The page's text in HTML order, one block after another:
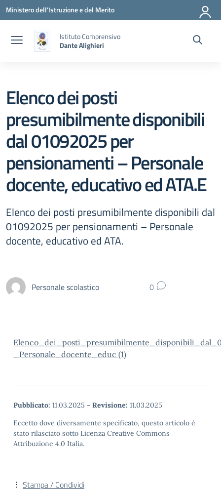
Vai ai contenuti
Vai al menu di navigazione
Vai al footer
Ministero dell'Istruzione e del Merito
Istituto Comprensivo
Dante Alighieri
Elenco dei posti
presumibilmente disponibili
dal 01092025 per
pensionamenti – Personale
docente, educativo ed ATA.E
Elenco dei posti presumibilmente disponibili dal
01092025 per pensionamenti – Personale
docente, educativo ed ATA.
Personale scolastico 0
_Personale_docente_educ (1)
Pubblicato: 11.03.2025 - Revisione: 11.03.2025
Eccetto dove diversamente specificato, questo articolo è
stato rilasciato sotto Licenza Creative Commons
Attribuzione 4.0 Italia.
Stampa / Condividi